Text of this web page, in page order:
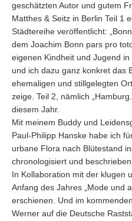
geschätzten Autor und gutem
Matthes & Seitz in Berlin Teil 1
Städtereihe veröffentlicht:
dem Joachim Bonn pars pro
eigenen Kindheit und Jugend
und ich dazu ganz konkret das
ehemaligen und stillgelegten
zeige. Teil 2, nämlich
diesem Jahr.
Mit meinem Buddy und
Paul-Philipp Hanske habe ich
urbane Flora nach Blütestand
chronologisiert und beschrieben.
In Kollaboration mit der klugen
Anfang des Jahres „Mode und
erschienen. Und im
Werner auf die Deutsche